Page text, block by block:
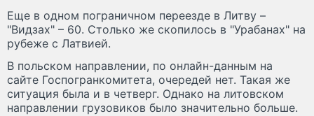
Еще в одном пограничном переезде в Литву –
"Видзах" – 60. Столько же скопилось в "Урабанах" на
рубеже с Латвией.
В польском направлении, по онлайн-данным на
сайте Госпогранкомитета, очередей нет. Такая же
ситуация была и в четверг. Однако на литовском
направлении грузовиков было значительно больше.